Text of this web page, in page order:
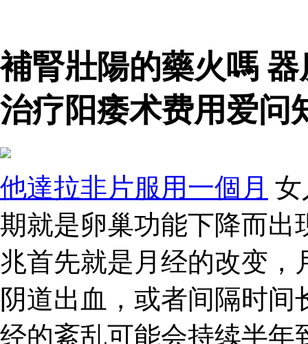
補腎壯陽的藥火嗎
治疗阳痿术费用爱问
他達拉非片服用一個月 女
期就是卵巢功能下降而出
兆首先就是月经的改变，
阴道出血，或者间隔时
经的紊乱可能会持续半年